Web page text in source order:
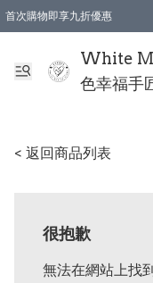
首次購物即享九折優惠
White
色幸福手
< 返回商品列表
很抱歉
無法在網站上找